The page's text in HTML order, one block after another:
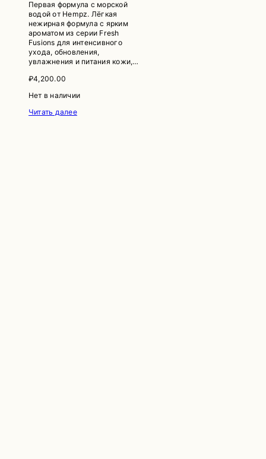
Первая формула с морской
водой от Hempz. Лёгкая
нежирная формула с ярким
ароматом из серии Fresh
Fusions для интенсивного
ухода, обновления,
увлажнения и питания кожи,…
₽4,200.00
Нет в наличии
Читать далее